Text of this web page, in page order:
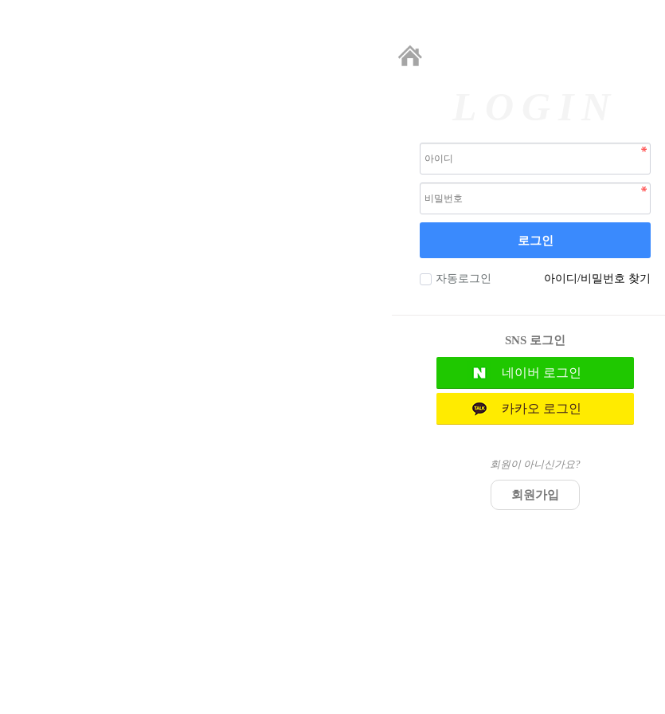
로그인
자동로그인 아이디/비밀번호 찾기
SNS 로그인
네이버 로그인
카카오 로그인
회원이 아니신가요?
회원가입